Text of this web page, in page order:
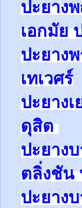
ปะยาง
เอกมัย
ปะยาง
เทเวศร์
ปะยางเ
ดุสิต
ปะยาง
ตลิ่งชัน
ปะยาง